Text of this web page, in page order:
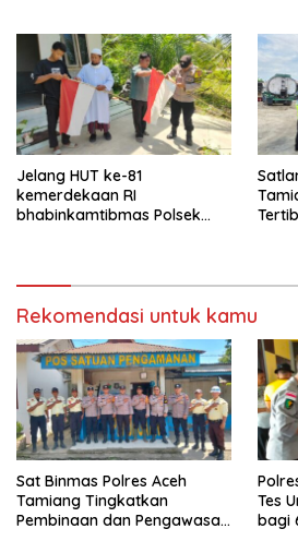
Jelang HUT ke-81
kemerdekaan RI
bhabinkamtibmas Polsek
Rekomendasi untuk kamu
Sat Binmas Polres Aceh
Tamiang Tingkatkan
Pembinaan dan Pengawasan
Tes
bagi